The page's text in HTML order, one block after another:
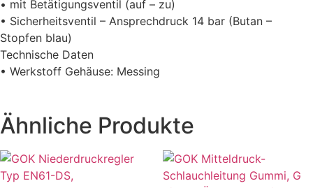
• mit Betätigungsventil (auf – zu)
• Sicherheitsventil – Ansprechdruck 14 bar (Butan –
Stopfen blau)
Technische Daten
• Werkstoff Gehäuse: Messing
Ähnliche Produkte